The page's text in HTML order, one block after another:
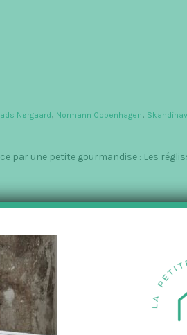
Nørgaard, Normann Copenhagen,
par une petite gourmandise : Les